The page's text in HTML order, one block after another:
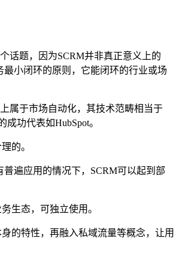
话题，因为SCRM并非真正意义上的
最小闭环的原则，它能闭环的行业或场
属于市场自动化，其技术范畴相当于
成功代表如HubSpot。
的。
普遍应用的情况下，SCRM可以起到部
生态，可独立使用。
的特性，再融入私域流量等概念，让用